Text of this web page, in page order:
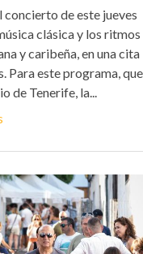
concierto de este jueves
clásica y los ritmos
y caribeña, en una cita
Para este programa, que
de Tenerife, la...